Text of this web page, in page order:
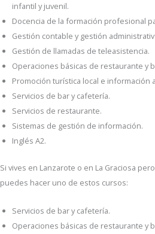
infantil y juvenil.
Docencia de la formación profesional
Gestión contable y gestión
Gestión de llamadas de teleasistencia.
Operaciones básicas de restaurante y
Promoción turística local e información
Servicios de bar y cafetería.
Servicios de restaurante.
Sistemas de gestión de información.
Inglés A2.
Si vives en Lanzarote o en La Graciosa pero
puedes hacer uno de estos cursos:
Servicios de bar y cafetería.
Operaciones básicas de restaurante y